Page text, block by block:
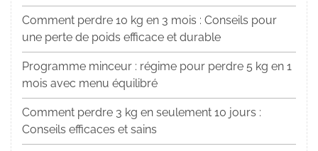
Comment perdre 10 kg en 3 mois : Conseils pour
une perte de poids efficace et durable
Programme minceur : régime pour perdre 5 kg en 1
mois avec menu équilibré
Comment perdre 3 kg en seulement 10 jours :
Conseils efficaces et sains